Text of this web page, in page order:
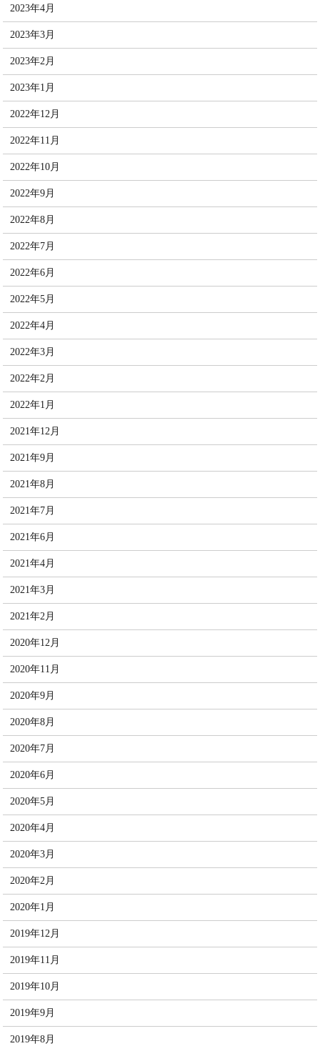
2023年4月
2023年3月
2023年2月
2023年1月
2022年12月
2022年11月
2022年10月
2022年9月
2022年8月
2022年7月
2022年6月
2022年5月
2022年4月
2022年3月
2022年2月
2022年1月
2021年12月
2021年9月
2021年8月
2021年7月
2021年6月
2021年4月
2021年3月
2021年2月
2020年12月
2020年11月
2020年9月
2020年8月
2020年7月
2020年6月
2020年5月
2020年4月
2020年3月
2020年2月
2020年1月
2019年12月
2019年11月
2019年10月
2019年9月
2019年8月